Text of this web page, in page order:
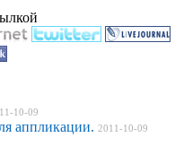
10-09
аппликации. 2011-10-09